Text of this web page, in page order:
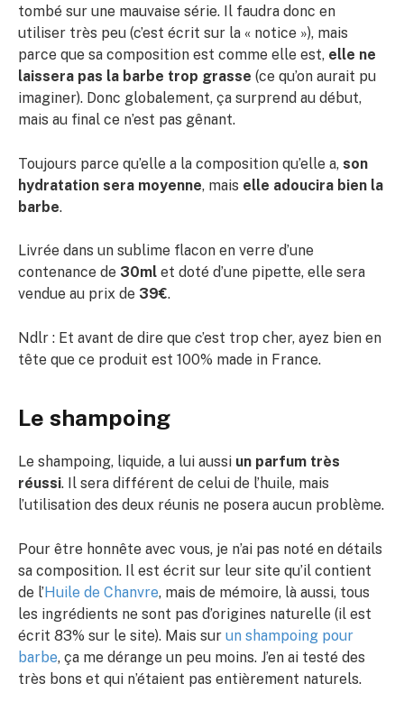
tombé sur une mauvaise série. Il faudra donc en
utiliser très peu (c’est écrit sur la « notice »), mais
parce que sa composition est comme elle est, elle ne
laissera pas la barbe trop grasse (ce qu’on aurait pu
imaginer). Donc globalement, ça surprend au début,
mais au final ce n’est pas gênant.
Toujours parce qu’elle a la composition qu’elle a, son
hydratation sera moyenne, mais elle adoucira bien la
barbe.
Livrée dans un sublime flacon en verre d’une
contenance de 30ml et doté d’une pipette, elle sera
vendue au prix de 39€.
Ndlr : Et avant de dire que c’est trop cher, ayez bien en
tête que ce produit est 100% made in France.
Le shampoing
Le shampoing, liquide, a lui aussi un parfum très
réussi. Il sera différent de celui de l’huile, mais
l’utilisation des deux réunis ne posera aucun problème.
Pour être honnête avec vous, je n’ai pas noté en détails
sa composition. Il est écrit sur leur site qu’il contient
de l’Huile de Chanvre, mais de mémoire, là aussi, tous
les ingrédients ne sont pas d’origines naturelle (il est
écrit 83% sur le site). Mais sur un shampoing pour
barbe, ça me dérange un peu moins. J’en ai testé des
très bons et qui n’étaient pas entièrement naturels.